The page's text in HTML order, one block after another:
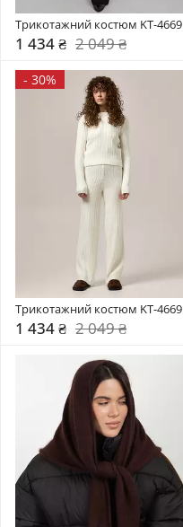
Трикотажний костюм KT-4669
1 434 ₴ 2 049 ₴
- 30%
Трикотажний костюм KT-4669
1 434 ₴ 2 049 ₴